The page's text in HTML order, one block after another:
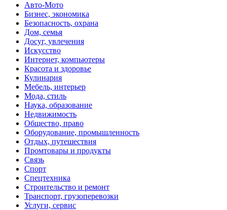
Авто-Мото
Бизнес, экономика
Безопасность, охрана
Дом, семья
Досуг, увлечения
Искусство
Интернет, компьютеры
Красота и здоровье
Кулинария
Мебель, интерьер
Мода, стиль
Наука, образование
Недвижимость
Общество, право
Оборудование, промышленность
Отдых, путешествия
Промтовары и продукты
Связь
Спорт
Спецтехника
Строительство и ремонт
Транспорт, грузоперевозки
Услуги, сервис